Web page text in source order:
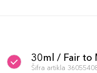
30ml / Fair to
Šifra artikla